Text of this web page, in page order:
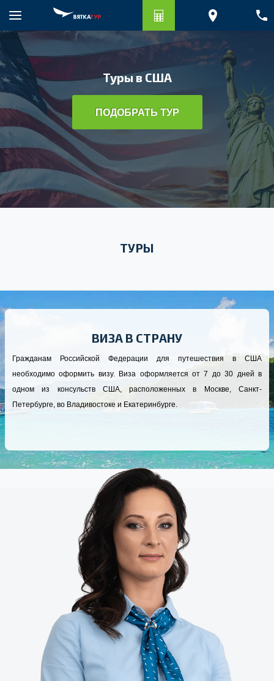
Туры в США
ПОДОБРАТЬ ТУР
ТУРЫ
ВИЗА В СТРАНУ
Гражданам Российской Федерации для путешествия в США
необходимо оформить визу. Виза оформляется от 7 до 30 дней в
одном из консульств США, расположенных в Москве, Санкт-
Петербурге, во Владивостоке и Екатеринбурге.